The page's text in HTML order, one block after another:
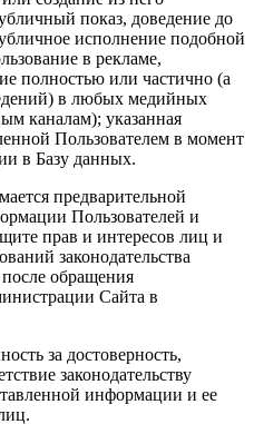
показ, доведение до
исполнение подобной
в рекламе,
полностью или частично (а
в любых медийных
каналам); указанная
Пользователем в момент
в Базу данных.
предварительной
Пользователей и
прав и интересов лиц и
законодательства
обращения
Сайта в
за достоверность,
законодательству
информации и ее